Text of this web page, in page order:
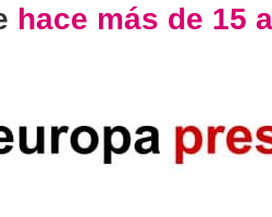
hace más de 15